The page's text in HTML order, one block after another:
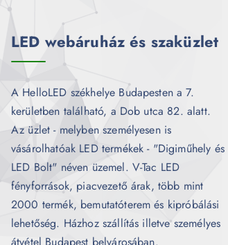
LED webáruház és szaküzlet
A HelloLED székhelye Budapesten a 7.
kerületben található, a Dob utca 82. alatt.
Az üzlet - melyben személyesen is
vásárolhatóak LED termékek - "Digiműhely és
LED Bolt" néven üzemel. V-Tac LED
fényforrások, piacvezető árak, több mint
2000 termék, bemutatóterem és kipróbálási
lehetőség. Házhoz szállítás illetve személyes
átvétel Budapest belvárosában.